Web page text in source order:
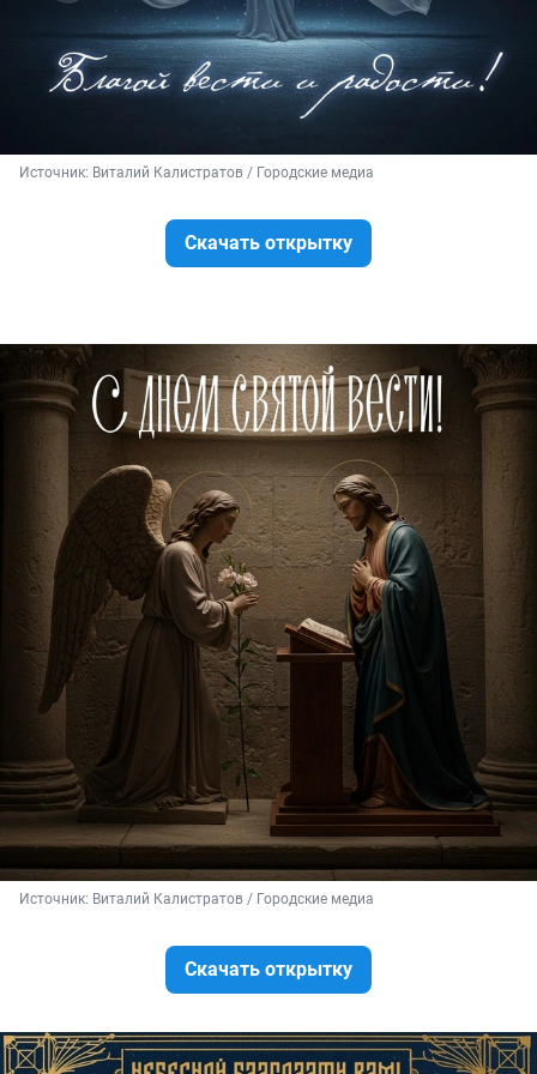
Источник: Виталий Калистратов / Городские медиа
Скачать открытку
Источник: Виталий Калистратов / Городские медиа
Скачать открытку